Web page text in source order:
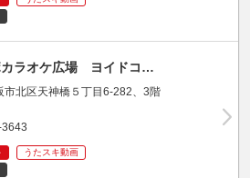
カラオケ広場 ヨイドコ…
市北区天神橋５丁目6-282、3階
うたスキ動画